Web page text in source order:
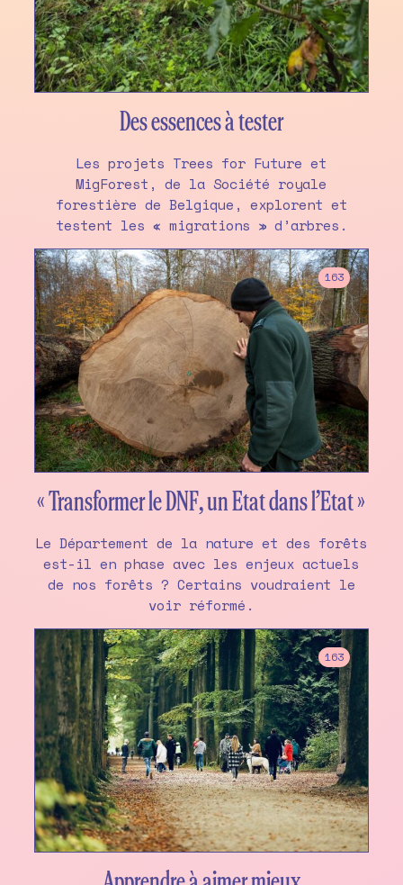
Des essences à tester
Les projets Trees for Future et
MigForest, de la Société royale
forestière de Belgique, explorent et
testent les « migrations » d’arbres.
163
« Transformer le DNF, un Etat dans l’Etat »
Le Département de la nature et des forêts
est-il en phase avec les enjeux actuels
de nos forêts ? Certains voudraient le
voir réformé.
163